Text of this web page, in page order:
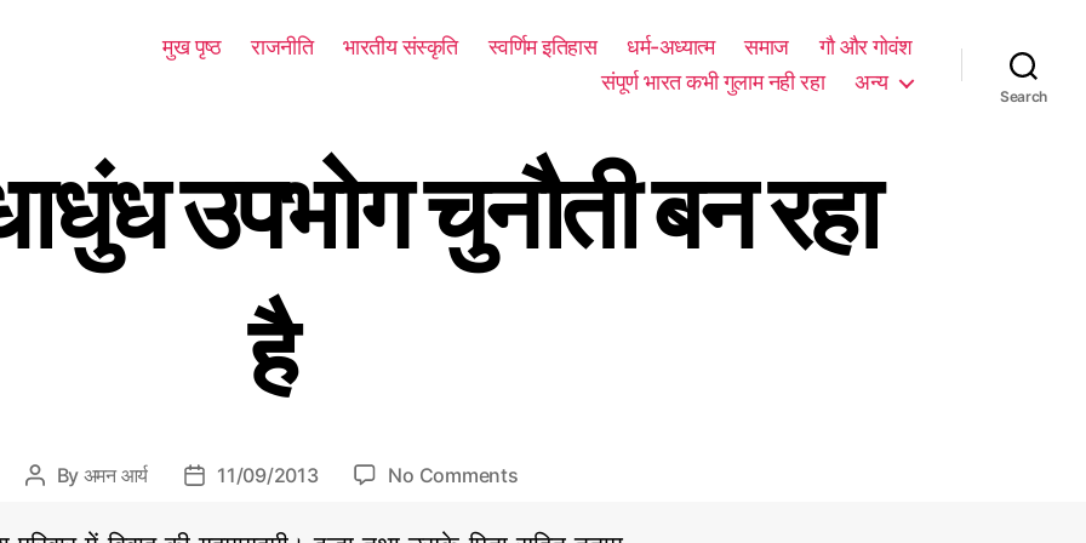
मुख पृष्ठ राजनीति भारतीय संस्कृति स्वर्णिम इतिहास धर्म-अध्यात्म समाज
गौ और गोवंश
संपूर्ण भारत कभी गुलाम नही रहा
अन्य
Search
उपभोग चुनौती बन रहा
है
P
s
By अमन आर्य
P
s
11/09/2013 No Commentso
ध